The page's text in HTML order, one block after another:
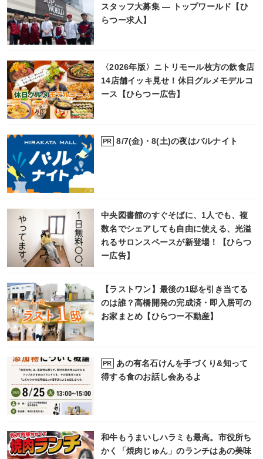
スタッフ大募集 ― トップワールド【ひ
らつー求人】
〈2026年版〉ニトリモール枚方の飲食店
14店舗イッキ見せ！休日グルメモデルコ
ース【ひらつー広告】
PR 8/7(金)・8(土)の夜はバルナイト
中央図書館のすぐそばに、1人でも、複
数名でシェアしても自由に使える、光溢
れるサロンスペースが新登場！【ひらつ
ー広告】
【ラストワン】最後の1邸を引き当てる
のは誰？高橋開発の完成済・即入居可の
お家まとめ【ひらつー不動産】
PR
あの有名石けんを手づくり&知って
得する食のお話し会あるよ
和牛もうまいしハラミも最高。市役所ち
かく「焼肉じゅん」のランチはあの美味